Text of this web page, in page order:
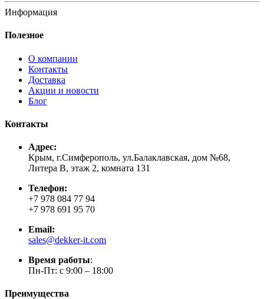
Информация
Полезное
О компании
Контакты
Доставка
Акции и новости
Блог
Контакты
Адрес:
Крым, г.Симферополь, ул.Балаклавская, дом №68,
Литера В, этаж 2, комната 131
Телефон:
+7 978 084 77 94
+7 978 691 95 70
Email:
sales@dekker-it.com
Время работы:
Пн-Пт: с 9:00 – 18:00
Преимущества